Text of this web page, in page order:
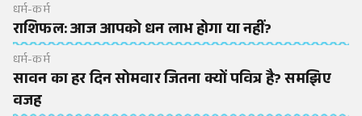
धर्म-कर्म
राशिफल: आज आपको धन लाभ होगा या नहीं?
धर्म-कर्म
सावन का हर दिन सोमवार जितना क्यों पवित्र है? समझिए
वजह